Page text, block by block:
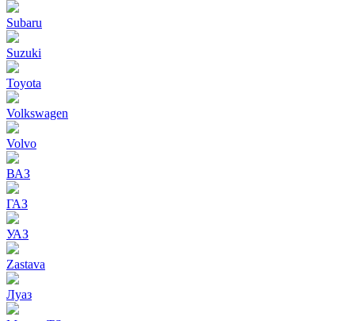
Subaru
Suzuki
Toyota
Volkswagen
Volvo
ВАЗ
ГАЗ
УАЗ
Zastava
Луаз